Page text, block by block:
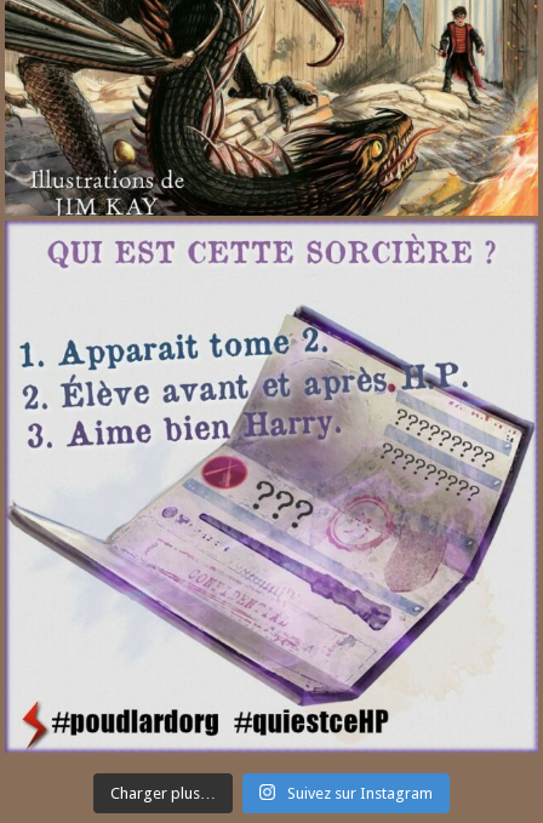
Charger plus… Suivez sur Instagram